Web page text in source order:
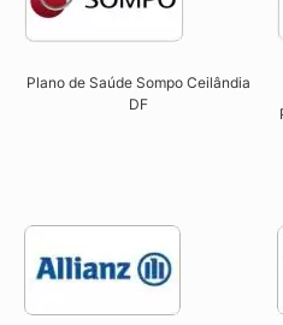
Plano de Saúde Sompo Ceilândia
DF​